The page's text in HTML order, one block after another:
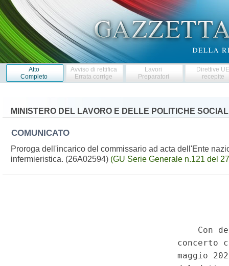
Atto
Completo
Avviso di rettifica
Errata corrige
Lavori
Preparatori
Direttive
recepite
MINISTERO DEL LAVORO E DELLE POLITICHE
COMUNICATO
Proroga dell'incarico del commissario ad acta dell'Ente
infermieristica. (26A02594) (GU Serie Generale n.121 del